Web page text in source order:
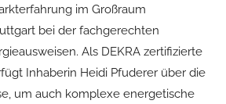
im Großraum
bei der fachgerechten
Als DEKRA zertifizierte
Inhaberin Heidi Pfuderer über die
um auch komplexe energetische